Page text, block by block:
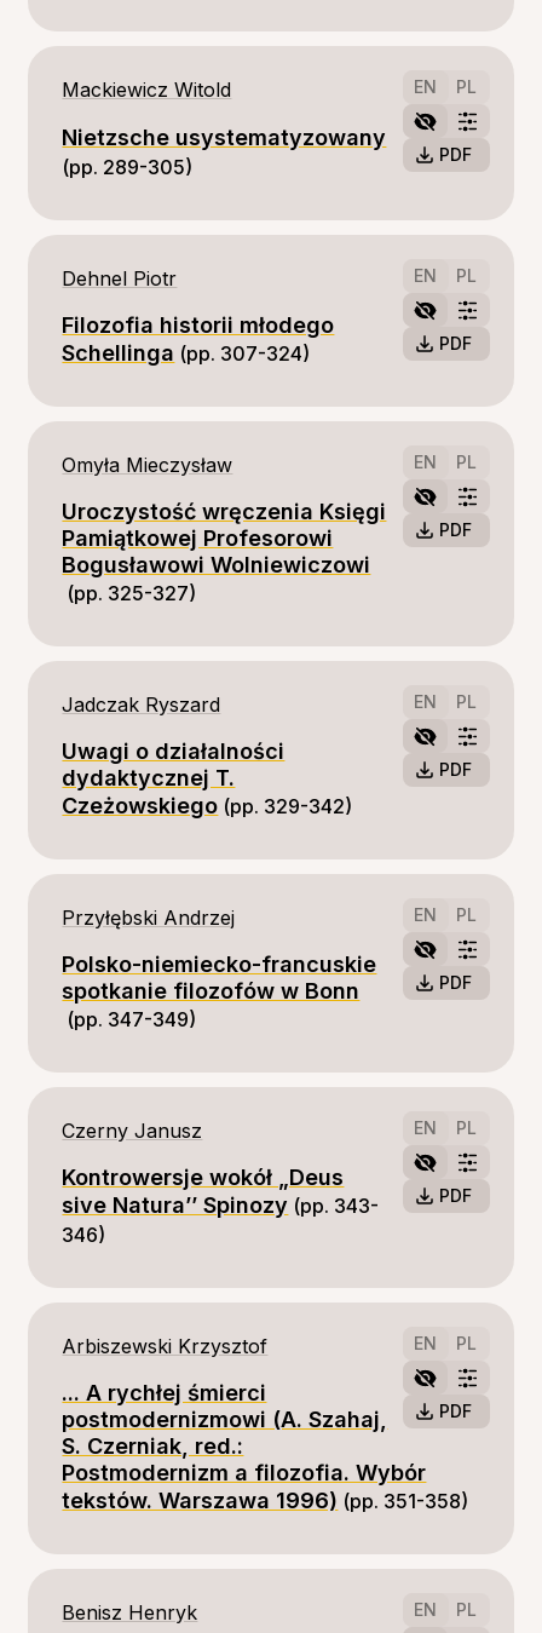
EN PL
PDF
Mackiewicz Witold
Nietzsche usystematyzowany
(pp. 289-305)
EN PL
PDF
Dehnel Piotr
Filozofia historii młodego
Schellinga (pp. 307-324)
EN PL
PDF
Omyła Mieczysław
Uroczystość wręczenia Księgi
Pamiątkowej Profesorowi
Bogusławowi Wolniewiczowi
(pp. 325-327)
EN PL
PDF
Jadczak Ryszard
Uwagi o działalności
dydaktycznej T.
Czeżowskiego (pp. 329-342)
EN PL
PDF
Przyłębski Andrzej
Polsko-niemiecko-francuskie
spotkanie filozofów w Bonn
(pp. 347-349)
EN PL
PDF
Czerny Janusz
Kontrowersje wokół „Deus
sive Natura’’ Spinozy (pp. 343-
346)
EN PL
PDF
Arbiszewski Krzysztof
... A rychłej śmierci
postmodernizmowi (A. Szahaj,
S. Czerniak, red.:
Postmodernizm a filozofia. Wybór
tekstów. Warszawa 1996) (pp. 351-358)
EN PL
Benisz Henryk